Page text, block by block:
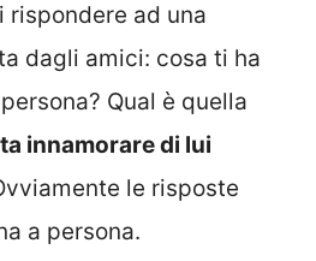
ad una
dagli amici: cosa ti ha
Qual è quella
innamorare di lui
le risposte
a persona.